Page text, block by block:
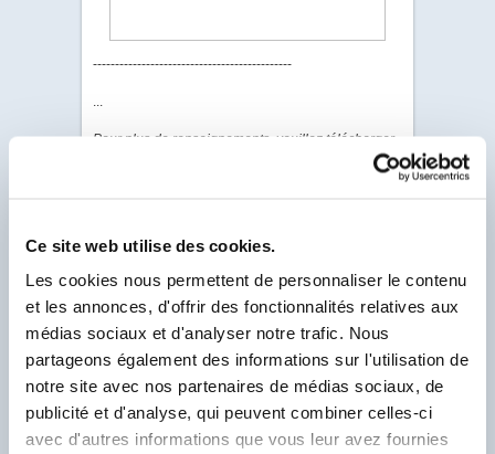
Ce site web utilise des cookies.
Les cookies nous permettent de personnaliser le contenu
et les annonces, d'offrir des fonctionnalités relatives aux
médias sociaux et d'analyser notre trafic. Nous
partageons également des informations sur l'utilisation de
notre site avec nos partenaires de médias sociaux, de
publicité et d'analyse, qui peuvent combiner celles-ci
avec d'autres informations que vous leur avez fournies
PDF - FICHE DE
PDF - FICHE DE
Pour visualiser & télécharger tous les PDF de ce
Produit.
Client Labo France, saisissez votre N° Compte
---------------------------------------------
...
Pour plus de renseignements, veuillez télécharger
la documentation complète version PDF, en vous